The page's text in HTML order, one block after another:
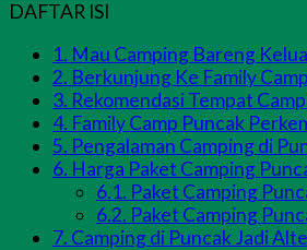
DAFTAR ISI
1. Mau Camping Bareng
2. Berkunjung Ke Family
3. Rekomendasi Tempat
4. Family Camp Puncak
5. Pengalaman Camping di
6. Harga Paket Camping
6.1. Paket Camping
6.2. Paket Camping
7. Camping di Puncak Jadi